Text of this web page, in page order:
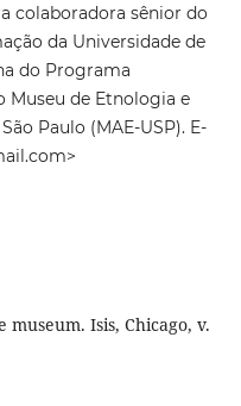
colaboradora sênior do
da Universidade de
do Programa
Museu de Etnologia e
Paulo (MAE-USP). E-
museum. Isis, Chicago, v.